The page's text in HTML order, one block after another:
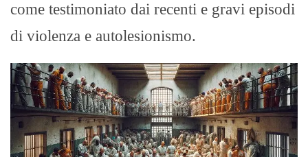
come testimoniato dai recenti e gravi episodi
di violenza e autolesionismo.